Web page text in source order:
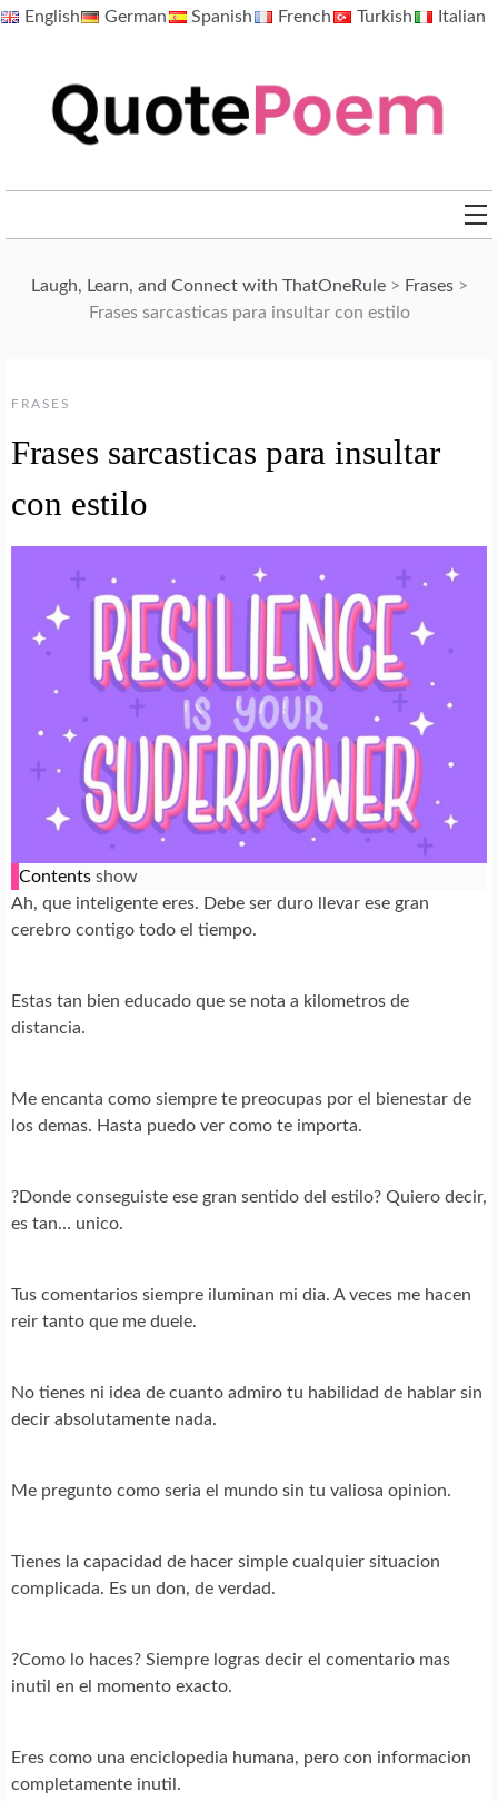
SkipEnglish German Spanish French Turkish Italian
Laugh, Learn, and Connect with ThatOneRule> Frases>
Frases sarcasticas para insultar con estilo
FRASES
Frases sarcasticas para insultar
con estilo
Contents show
Ah, que inteligente eres. Debe ser duro llevar ese gran
cerebro contigo todo el tiempo.
Estas tan bien educado que se nota a kilometros de
distancia.
Me encanta como siempre te preocupas por el bienestar de
los demas. Hasta puedo ver como te importa.
?Donde conseguiste ese gran sentido del estilo? Quiero decir,
es tan… unico.
Tus comentarios siempre iluminan mi dia. A veces me hacen
reir tanto que me duele.
No tienes ni idea de cuanto admiro tu habilidad de hablar sin
decir absolutamente nada.
Me pregunto como seria el mundo sin tu valiosa opinion.
Tienes la capacidad de hacer simple cualquier situacion
complicada. Es un don, de verdad.
?Como lo haces? Siempre logras decir el comentario mas
inutil en el momento exacto.
Eres como una enciclopedia humana, pero con informacion
completamente inutil.